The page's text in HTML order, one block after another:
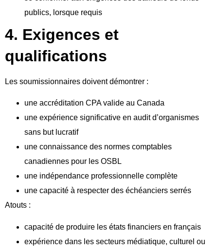
publics, lorsque requis
4. Exigences et
qualifications
Les soumissionnaires doivent démontrer :
une accréditation CPA valide au Canada
une expérience significative en audit d’organismes
sans but lucratif
une connaissance des normes comptables
canadiennes pour les OSBL
une indépendance professionnelle complète
une capacité à respecter des échéanciers serrés
Atouts :
capacité de produire les états financiers en français
expérience dans les secteurs médiatique, culturel ou